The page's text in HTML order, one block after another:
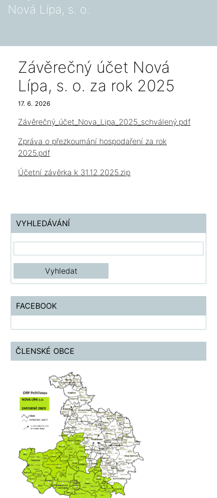
Nová Lípa, s. o.
Závěrečný účet Nová
Lípa, s. o. za rok 2025
17. 6. 2026
Závěrečný_účet_Nova_Lipa_2025_schválený.pdf
Zpráva o přezkoumání hospodaření za rok
2025.pdf
Účetní závěrka k 31.12.2025.zip
VYHLEDÁVÁNÍ
FACEBOOK
ČLENSKÉ OBCE